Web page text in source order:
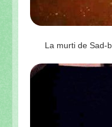
La murti de Sad-